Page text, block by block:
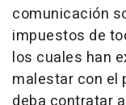
comunicación
impuestos de
los cuales han
malestar con el